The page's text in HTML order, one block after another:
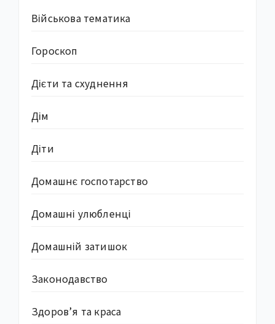
Військова тематика
Гороскоп
Дієти та схуднення
Дім
Діти
Домашнє госпотарство
Домашні улюбленці
Домашній затишок
Законодавство
Здоров’я та краса